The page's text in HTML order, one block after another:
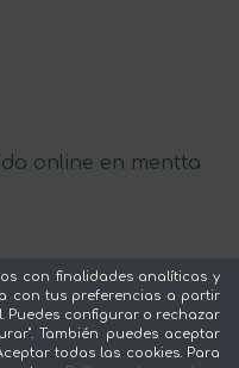
online en mentta
con finalidades analíticas y
con tus preferencias a partir
Puedes configurar o rechazar
También puedes aceptar
todas las cookies. Para